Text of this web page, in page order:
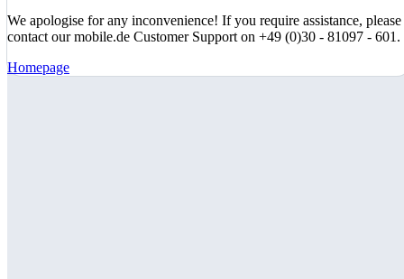
We apologise for any inconvenience! If you require assistance, please
contact our mobile.de Customer Support on +49 (0)30 - 81097 - 601.
Homepage